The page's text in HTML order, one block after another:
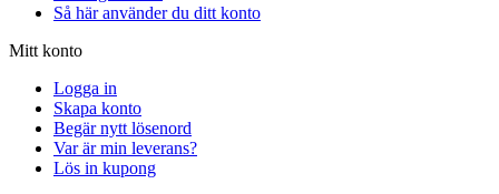
Så här använder du ditt konto
Mitt konto
Logga in
Skapa konto
Begär nytt lösenord
Var är min leverans?
Lös in kupong